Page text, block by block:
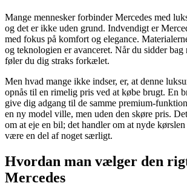
Mange mennesker forbinder Mercedes med
og det er ikke uden grund. Indvendigt er
med fokus på komfort og elegance.
og teknologien er avanceret. Når du sidder bag
føler du dig straks forkælet.
Men hvad mange ikke indser, er, at denne
opnås til en rimelig pris ved at købe brugt. En
give dig adgang til de samme premium-
en ny model ville, men uden den skøre pris.
om at eje en bil; det handler om at nyde
være en del af noget særligt.
Hvordan man vælger den
Mercedes